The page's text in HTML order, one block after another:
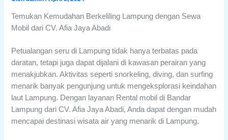
Temukan Kemudahan Berkeliling Lampung dengan Sewa
Mobil dari CV. Afia Jaya Abadi
Petualangan seru di Lampung tidak hanya terbatas pada
daratan, tetapi juga dapat dijalani di kawasan perairan yang
menakjubkan. Aktivitas seperti snorkeling, diving, dan surfing
menarik banyak pengunjung untuk mengeksplorasi keindahan
laut Lampung. Dengan layanan Rental mobil di Bandar
Lampung dari CV. Afia Jaya Abadi, Anda dapat dengan mudah
mencapai destinasi wisata air yang menarik di Lampung.